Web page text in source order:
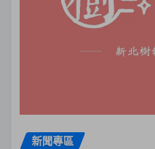
新聞專區